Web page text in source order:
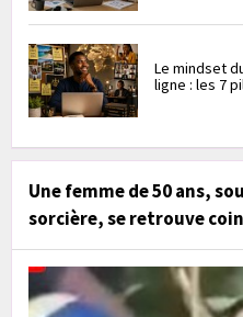
Le mindset
ligne : les 7
Une femme de 50 ans,
sorcière, se retrouve